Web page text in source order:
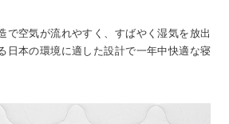
で空気が流れやすく、すばやく湿気を放出
日本の環境に適した設計で一年中快適な寝